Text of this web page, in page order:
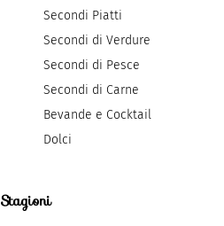
Secondi Piatti
Secondi di Verdure
Secondi di Pesce
Secondi di Carne
Bevande e Cocktail
Dolci
Stagioni